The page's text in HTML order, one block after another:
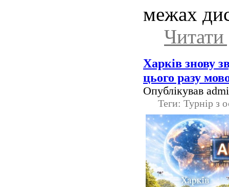
межах
Харків знову
цього разу
Опублікував
Теги: Турнір з